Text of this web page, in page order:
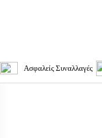
Ασφαλείς Συναλλαγές